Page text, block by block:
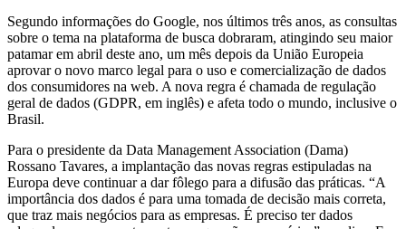
Segundo informações do Google, nos últimos três anos, as consultas
sobre o tema na plataforma de busca dobraram, atingindo seu maior
patamar em abril deste ano, um mês depois da União Europeia
aprovar o novo marco legal para o uso e comercialização de dados
dos consumidores na web. A nova regra é chamada de regulação
geral de dados (GDPR, em inglês) e afeta todo o mundo, inclusive o
Brasil.
Para o presidente da Data Management Association (Dama)
Rossano Tavares, a implantação das novas regras estipuladas na
Europa deve continuar a dar fôlego para a difusão das práticas. “A
importância dos dados é para uma tomada de decisão mais correta,
que traz mais negócios para as empresas. É preciso ter dados